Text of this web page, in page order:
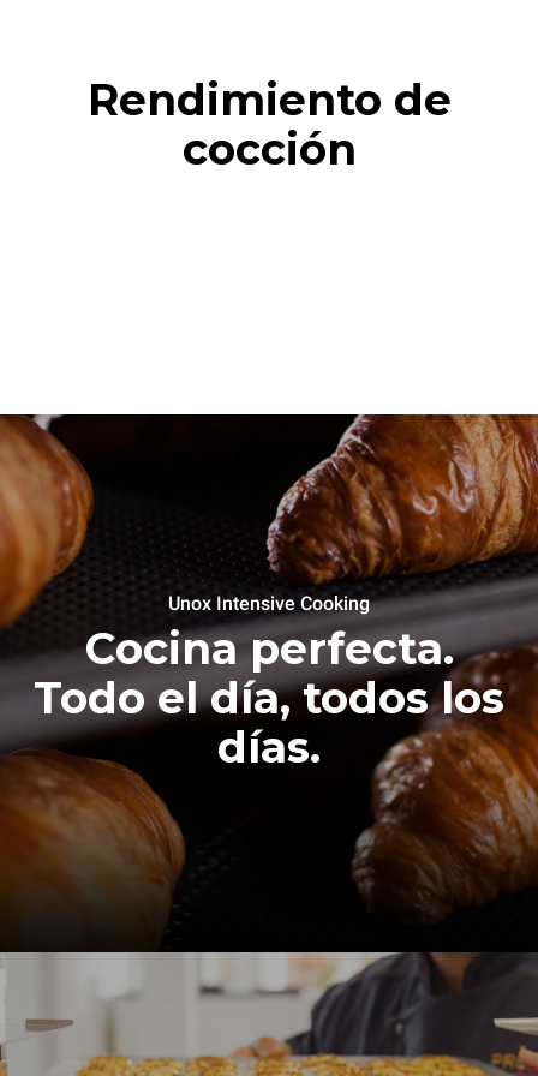
Rendimiento de
cocción
Unox Intensive Cooking
Cocina perfecta.
Todo el día, todos los
días.